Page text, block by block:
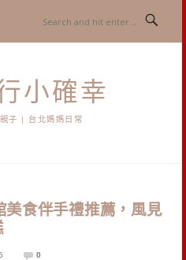
小確幸
子 | 台北媽媽日常
美食伴手禮推薦，風見
0